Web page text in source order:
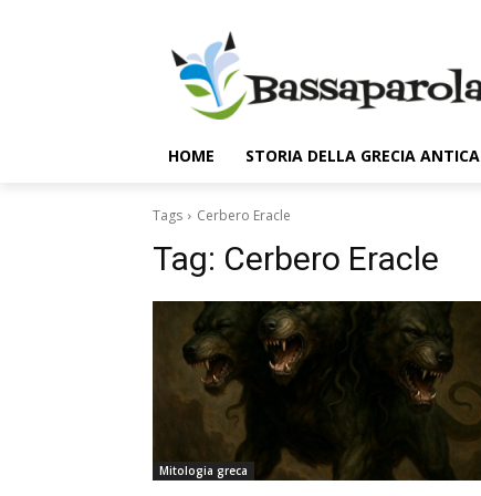
HOME STORIA DELLA GRECIA ANTICA
Tags Cerbero Eracle
Tag: Cerbero Eracle
Mitologia greca